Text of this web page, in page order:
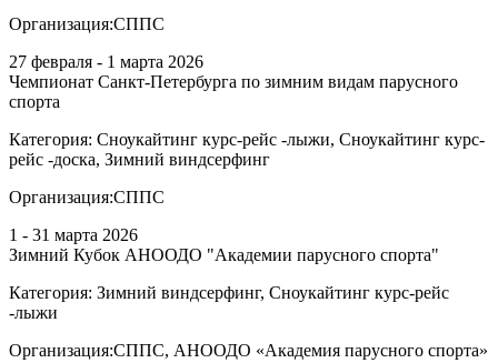
Организация:СППС
27 февраля - 1 марта 2026
Чемпионат Санкт-Петербурга по зимним видам парусного
спорта
Категория: Сноукайтинг курс-рейс -лыжи, Сноукайтинг курс-
рейс -доска, Зимний виндсерфинг
Организация:СППС
1 - 31 марта 2026
Зимний Кубок АНООДО "Академии парусного спорта"
Категория: Зимний виндсерфинг, Сноукайтинг курс-рейс
-лыжи
Организация:СППС, АНООДО «Академия парусного спорта»